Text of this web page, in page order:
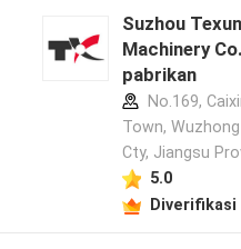
Suzhou
Machinery
pabrikan
No.169,
Town,
Cty, Jiangsu
5.0
Diverifikasi